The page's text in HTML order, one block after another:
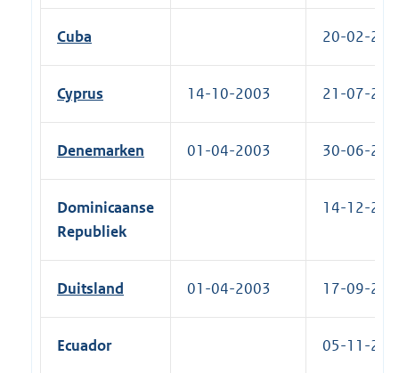
Cuba 20-02-
Cyprus 14-10-2003 21-07-
Denemarken 01-04-2003 30-06-
Dominicaanse
Republiek
14-12-
Duitsland 01-04-2003 17-09-
Ecuador 05-11-